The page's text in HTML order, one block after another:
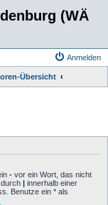
(WÄ
Anmelden
Übersicht
- vor ein Wort, das nicht
| innerhalb einer
Benutze ein * als